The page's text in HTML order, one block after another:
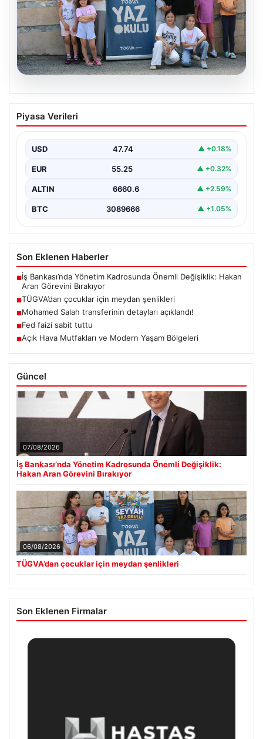
TÜGVA’dan çocuklar için meydan
şenlikleri
Piyasa Verileri
USD 47.74 ▲ +0.18%
EUR 55.25 ▲ +0.32%
ALTIN 6660.6 ▲ +2.59%
BTC 3089666 ▲ +1.05%
Son Eklenen Haberler
■İş Bankası’nda Yönetim Kadrosunda Önemli Değişiklik: Hakan
Aran Görevini Bırakıyor
■TÜGVA’dan çocuklar için meydan şenlikleri
■Mohamed Salah transferinin detayları açıklandı!
■Fed faizi sabit tuttu
■Açık Hava Mutfakları ve Modern Yaşam Bölgeleri
Güncel
07/08/2026
İş Bankası’nda Yönetim Kadrosunda Önemli Değişiklik:
Hakan Aran Görevini Bırakıyor
06/08/2026
TÜGVA’dan çocuklar için meydan şenlikleri
Son Eklenen Firmalar